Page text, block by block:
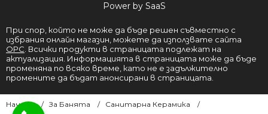
Начало За Банята Санитарна Керамика
Power by SaaS
При спор, който не може да бъде решен съвместно с
избрания онлайн магазин, можете да използвате сайта
ОРС . Всички продукти в страницата подлежат на
актуализация. Информацията в страницата може да бъде
променяна по всяко време, като не е задължително
промените да бъдат анонсирани в страницата.